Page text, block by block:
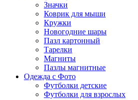
Значки
Коврик для мыши
Кружки
Новогодние шары
Пазл картонный
Тарелки
Магниты
Пазлы магнитные
Одежда с Фото
Футболки детские
Футболки для взрослых